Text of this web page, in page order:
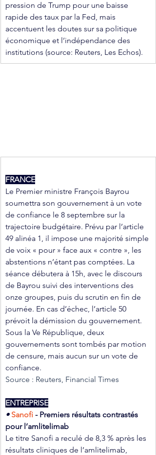
pression de Trump pour une baisse
rapide des taux par la Fed, mais
accentuent les doutes sur sa politique
économique et l’indépendance des
institutions (source: Reuters, Les Echos).
FRANCE
Le Premier ministre François Bayrou
soumettra son gouvernement à un vote
de confiance le 8 septembre sur la
trajectoire budgétaire. Prévu par l’article
49 alinéa 1, il impose une majorité simple
de voix « pour » face aux « contre », les
abstentions n’étant pas comptées. La
séance débutera à 15h, avec le discours
de Bayrou suivi des interventions des
onze groupes, puis du scrutin en fin de
journée. En cas d’échec, l’article 50
prévoit la démission du gouvernement.
Sous la Ve République, deux
gouvernements sont tombés par motion
de censure, mais aucun sur un vote de
confiance.
Source : Reuters, Financial Times
ENTREPRISE
• Sanofi - Premiers résultats contrastés
pour l’amlitelimab
Le titre Sanofi a reculé de 8,3 % après les
résultats cliniques de l’amlitelimab,